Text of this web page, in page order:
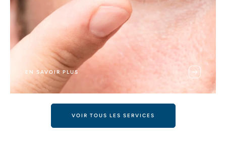
EN SAVOIR PLUS
VOIR TOUS LES SERVICES